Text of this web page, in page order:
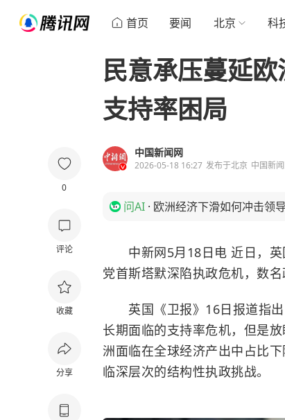
首页 要闻 北京 科
0
评论
收藏
分享
民意承压蔓延
支持率困局
中国新闻网
2026-05-18 16:27 发布于北京 中国新
问AI · 欧洲经济下滑如何冲击领
中新网5月18日电 近日，英
党首斯塔默深陷执政危机，数名
英国《卫报》16日报道指出
长期面临的支持率危机，但是
洲面临在全球经济产出中占比
临深层次的结构性执政挑战。